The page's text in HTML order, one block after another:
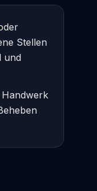
Stellen
und
Handwerk